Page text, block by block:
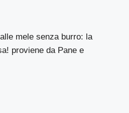
mele senza burro: la
proviene da Pane e